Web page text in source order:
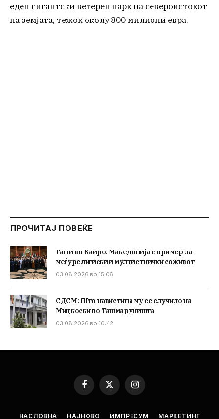
еден гигантски ветерен парк на североистокот
на земјата, тежок околу 800 милиони евра.
ПРОЧИТАЈ ПОВЕЌЕ
Гаши во Каиро: Македонија е пример за
меѓурелигиски и мултиетнички соживот
03.08.2026 во 15:06
СДСМ: Што навистина му се случило на
Мицкоски во Ташмаруништа
03.08.2026 во 10:42
Facebook
X
(Twitter)
Instagram
НАСЛОВНА НАЈНОВО ИМПРЕСУМ МАРКЕТИНГ